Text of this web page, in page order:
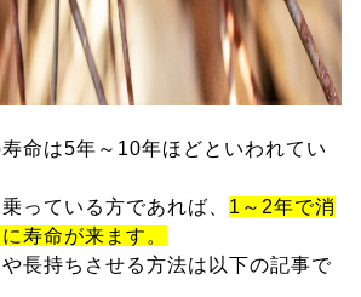
命は5年～10年ほどといわれてい
っている方であれば、 1～2年で消
寿命が来ます。
長持ちさせる方法は以下の記事で